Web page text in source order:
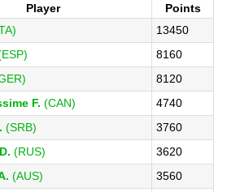
Player
Points
13450
8160
8120
F. (CAN)
4740
(SRB)
3760
(RUS)
3620
(AUS)
3560